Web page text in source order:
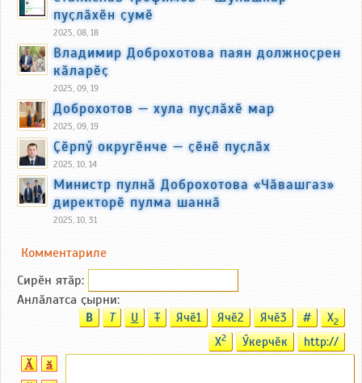
пуҫлӑхӗн ҫумӗ
2025, 08, 18
Владимир Доброхотова паян должноҫрен
кӑларӗҫ
2025, 09, 19
Доброхотов — хула пуҫлӑхӗ мар
2025, 09, 19
Ҫӗрпӳ округӗнче — ҫӗнӗ пуҫлӑх
2025, 10, 14
Министр пулнӑ Доброхотова «Чӑвашгаз»
директорӗ пулма шаннӑ
2025, 10, 31
Комментариле
Сирӗн ятӑp:
Анлӑлатса ҫырни:
B T U T Ячӗ1 Ячӗ2 Ячӗ3 # X2
X2 Ӳкерчӗк http://